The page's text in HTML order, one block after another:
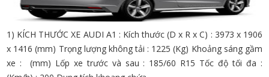
1) KÍCH THƯỚC XE AUDI A1 : Kích thước (D x R x C) : 3973 x 1906
x 1416 (mm) Trọng lượng không tải : 1225 (Kg) Khoảng sáng gầm
xe : (mm) Lốp xe trước và sau : 185/60 R15 Tốc độ tối đa :